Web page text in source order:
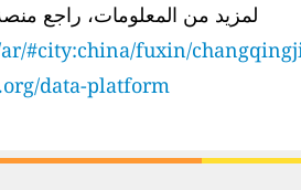
لمزيد من المعلومات، راجع منصة
#city:china/fuxin/
data-platform/